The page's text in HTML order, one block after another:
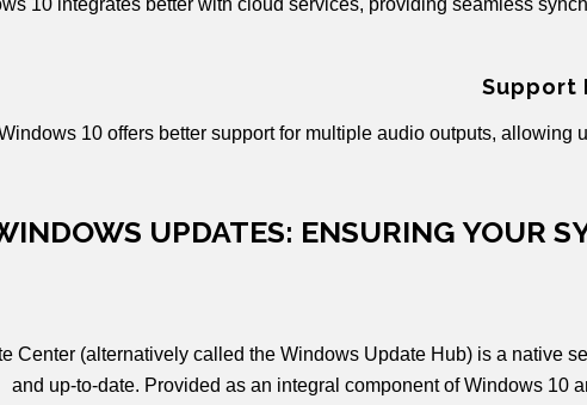
10 integrates better with cloud services, providing seamless
Support
10 offers better support for multiple audio outputs, allowing
UPDATES: ENSURING YOUR
Center (alternatively called the Windows Update Hub) is a native
and up-to-date. Provided as an integral component of Windows 10